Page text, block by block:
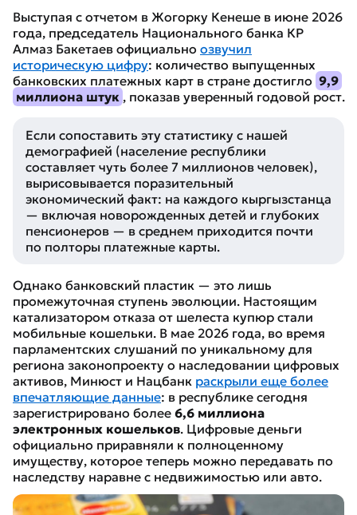
Выступая с отчетом в Жогорку Кенеше в июне 2026
года, председатель Национального банка КР
Алмаз Бакетаев официально озвучил
историческую цифру: количество выпущенных
банковских платежных карт в стране достигло 9,9
миллиона штук , показав уверенный годовой рост.
Если сопоставить эту статистику с нашей
демографией (население республики
составляет чуть более 7 миллионов человек),
вырисовывается поразительный
экономический факт: на каждого кыргызстанца
— включая новорожденных детей и глубоких
пенсионеров — в среднем приходится почти
по полторы платежные карты.
Однако банковский пластик — это лишь
промежуточная ступень эволюции. Настоящим
катализатором отказа от шелеста купюр стали
мобильные кошельки. В мае 2026 года, во время
парламентских слушаний по уникальному для
региона законопроекту о наследовании цифровых
активов, Минюст и Нацбанк раскрыли еще более
впечатляющие данные: в республике сегодня
зарегистрировано более 6,6 миллиона
электронных кошельков. Цифровые деньги
официально приравняли к полноценному
имуществу, которое теперь можно передавать по
наследству наравне с недвижимостью или авто.